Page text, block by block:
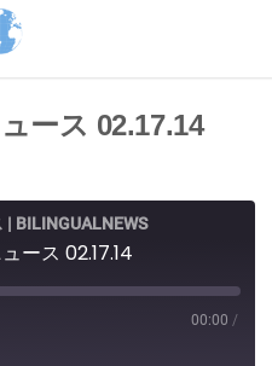
ース 02.17.14
BILINGUALNEWS
ース 02.17.14
00:00 /